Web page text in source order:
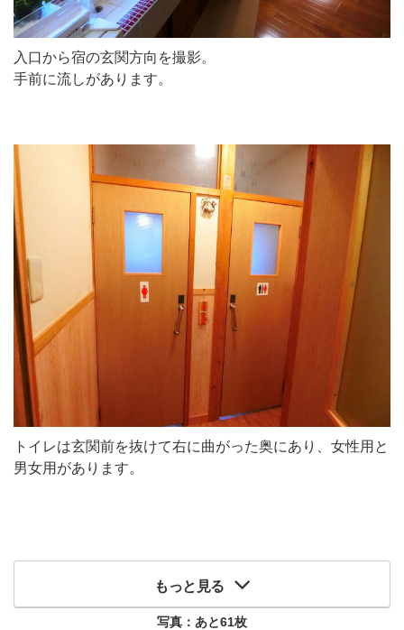
入口から宿の玄関方向を撮影。
手前に流しがあります。
トイレは玄関前を抜けて右に曲がった奥にあり、女性用と
男女用があります。
もっと見る
写真：あと61枚